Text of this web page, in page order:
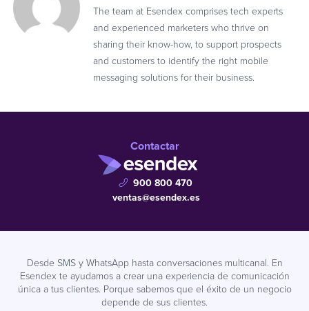
The team at Esendex comprises tech experts
and experienced marketers who thrive on
sharing their know-how, to support prospects
and customers to identify the right mobile
messaging solutions for their business.
Contactar
900 800 470
ventas@esendex.es
Desde SMS y WhatsApp hasta conversaciones multicanal. En
Esendex te ayudamos a crear una experiencia de comunicación
única a tus clientes. Porque sabemos que el éxito de un negocio
depende de sus clientes.